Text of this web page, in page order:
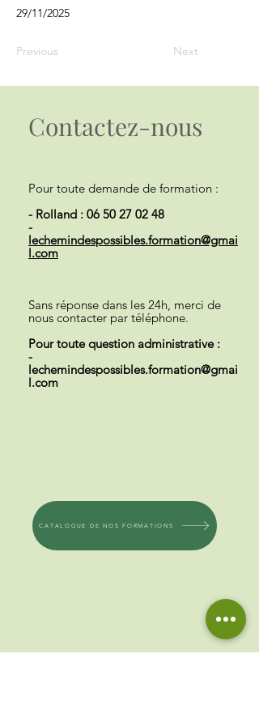
29/11/2025
Previous Next
Contactez-nous
Pour toute demande de formation :
- Rolland : 06 50 27 02 48
-
lechemindespossibles.formation@gmai
l.com
Sans réponse dans les 24h, merci de
nous contacter par téléphone.
Pour toute question administrative :
-
lechemindespossibles.formation@gmai
l.com
CATALOGUE DE NOS FORMATIONS